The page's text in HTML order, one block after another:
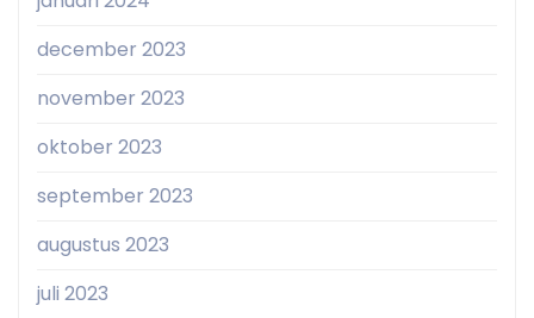
december 2023
november 2023
oktober 2023
september 2023
augustus 2023
juli 2023